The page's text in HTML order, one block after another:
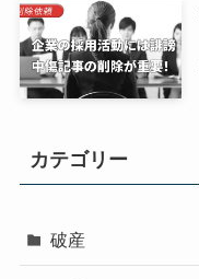
カテゴリー
破産